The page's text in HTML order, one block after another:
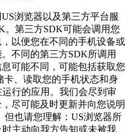
浏览器以及第三方平台服
。第三方SDK可能会调用您
以便您在不同的手机设备或
不同的第三方SDK所调用
可能不同，可能包括获取您
卡、读取您的手机状态和身
行的应用。我们会尽到审
尽可能及时更新并向您说明
但也请您理解：US浏览器所
主动向我方告知或未被我